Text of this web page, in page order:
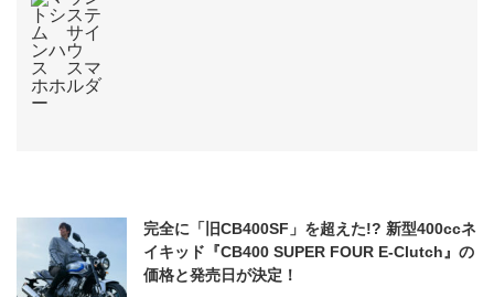
完全に「旧CB400SF」を超えた!? 新型400ccネ
イキッド『CB400 SUPER FOUR E-Clutch』の
価格と発売日が決定！